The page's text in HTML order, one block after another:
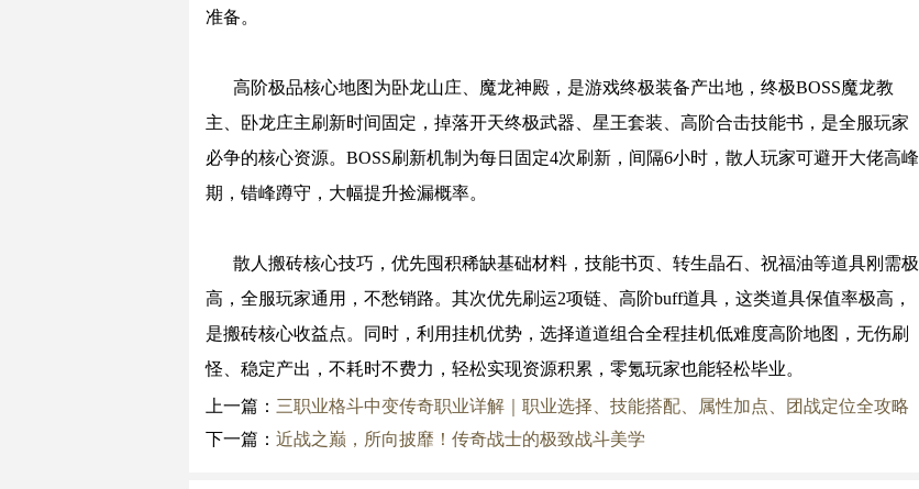
准备。
高阶极品核心地图为卧龙山庄、魔龙神殿，是游戏终极装备产出地，终极BOSS魔龙教
主、卧龙庄主刷新时间固定，掉落开天终极武器、星王套装、高阶合击技能书，是全服玩家
必争的核心资源。BOSS刷新机制为每日固定4次刷新，间隔6小时，散人玩家可避开大佬高峰
期，错峰蹲守，大幅提升捡漏概率。
散人搬砖核心技巧，优先囤积稀缺基础材料，技能书页、转生晶石、祝福油等道具刚需极
高，全服玩家通用，不愁销路。其次优先刷运2项链、高阶buff道具，这类道具保值率极高，
是搬砖核心收益点。同时，利用挂机优势，选择道道组合全程挂机低难度高阶地图，无伤刷
怪、稳定产出，不耗时不费力，轻松实现资源积累，零氪玩家也能轻松毕业。
上一篇： 三职业格斗中变传奇职业详解｜职业选择、技能搭配、属性加点、团战定位全攻略
下一篇： 近战之巅，所向披靡！传奇战士的极致战斗美学